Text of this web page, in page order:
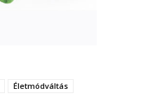
Életmódváltás